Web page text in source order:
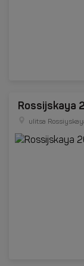
Rossijskaya
ulitsa